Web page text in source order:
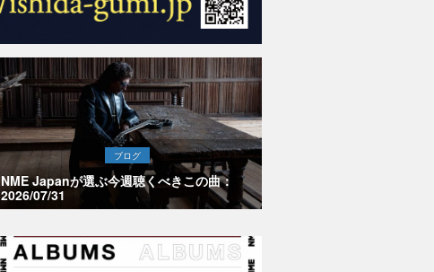
ブログ
NME Japanが選ぶ今週聴くべきこの曲：
2026/07/31